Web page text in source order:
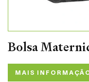
Bolsa
MAIS